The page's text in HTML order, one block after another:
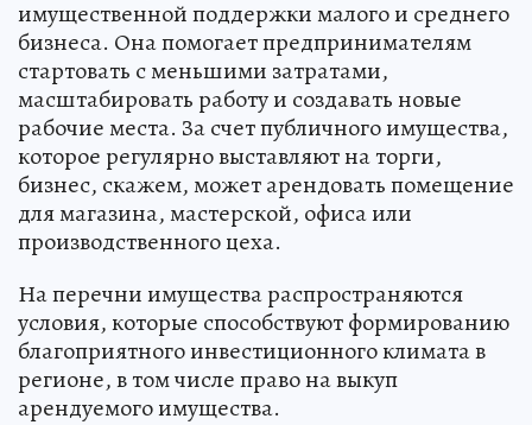
имущественной поддержки малого и среднего
бизнеса. Она помогает предпринимателям
стартовать с меньшими затратами,
масштабировать работу и создавать новые
рабочие места. За счет публичного имущества,
которое регулярно выставляют на торги,
бизнес, скажем, может арендовать помещение
для магазина, мастерской, офиса или
производственного цеха.
На перечни имущества распространяются
условия, которые способствуют формированию
благоприятного инвестиционного климата в
регионе, в том числе право на выкуп
арендуемого имущества.